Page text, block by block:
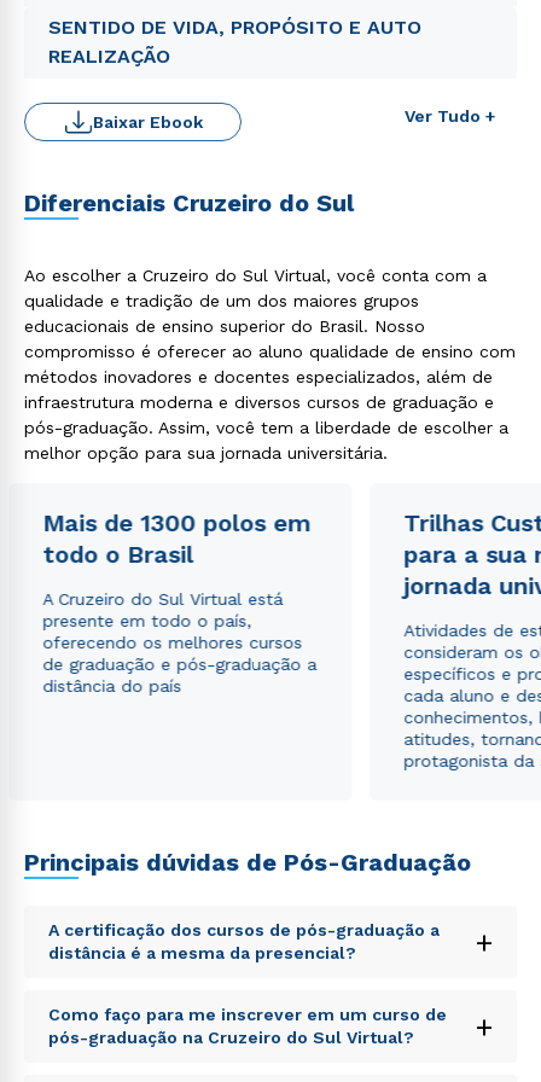
SENTIDO DE VIDA, PROPÓSITO E AUTO
REALIZAÇÃO
Ver Tudo +
Baixar Ebook
Diferenciais Cruzeiro do Sul
Ao escolher a Cruzeiro do Sul Virtual, você conta com a
qualidade e tradição de um dos maiores grupos
educacionais de ensino superior do Brasil. Nosso
compromisso é oferecer ao aluno qualidade de ensino com
métodos inovadores e docentes especializados, além de
infraestrutura moderna e diversos cursos de graduação e
pós-graduação. Assim, você tem a liberdade de escolher a
melhor opção para sua jornada universitária.
Mais de 1300 polos em
todo o Brasil
A Cruzeiro do Sul Virtual está
presente em todo o país,
oferecendo os melhores cursos
de graduação e pós-graduação a
distância do país
Trilhas
para a sua
jornada
Atividades de
consideram os
específicos e
cada aluno e
conhecimentos,
atitudes,
protagonista da
Principais dúvidas de Pós-Graduação
A certificação dos cursos de pós-graduação a
distância é a mesma da presencial?
+
Sed ut perspiciatis unde omnis iste natus error sit
voluptatem accusantium doloremque laudantium,
totam rem aperiam, eaque ipsa quae ab illo inventore
Como faço para me inscrever em um curso de
pós-graduação na Cruzeiro do Sul Virtual?
+
WhatsApp
ou
autorizo que meus dados sejam utilizados para o
envio de conteúdos da Cruzeiro do Sul.